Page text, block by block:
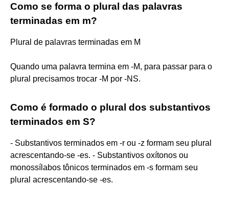
Como se forma o plural das palavras
terminadas em m?
Plural de palavras terminadas em M
Quando uma palavra termina em -M, para passar para o
plural precisamos trocar -M por -NS.
Como é formado o plural dos substantivos
terminados em S?
- Substantivos terminados em -r ou -z formam seu plural
acrescentando-se -es. - Substantivos oxítonos ou
monossílabos tônicos terminados em -s formam seu
plural acrescentando-se -es.